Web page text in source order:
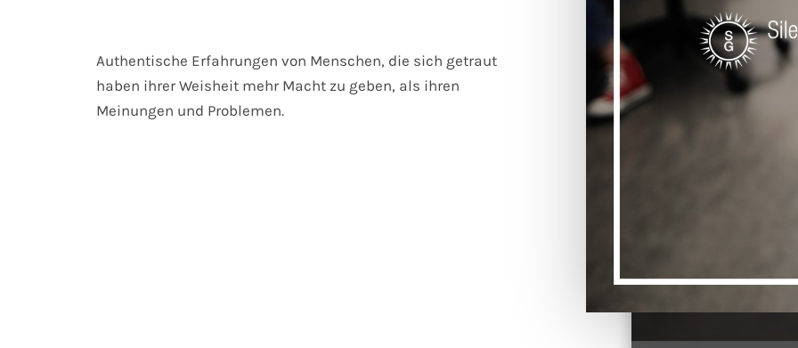
Authentische Erfahrungen von Menschen, die sich getraut
haben ihrer Weisheit mehr Macht zu geben, als ihren
Meinungen und Problemen.